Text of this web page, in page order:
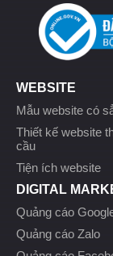
WEBSITE
Mẫu website có
Thiết kế website
cầu
Tiện ích website
DIGITAL
Quảng cáo
Quảng cáo Zalo